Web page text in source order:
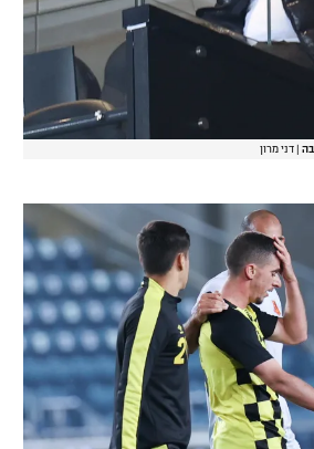
דני מרון